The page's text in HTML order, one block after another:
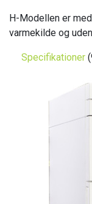
H-Modellen er
varmekilde og
Specifikationer